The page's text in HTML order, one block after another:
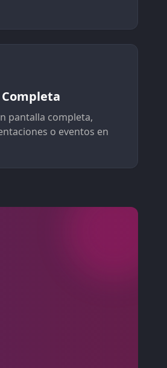
pantalla completa,
o eventos en